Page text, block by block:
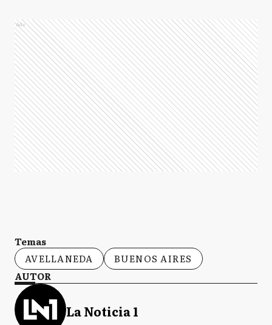
Ads
Temas
AVELLANEDA
BUENOS AIRES
AUTOR
La Noticia 1